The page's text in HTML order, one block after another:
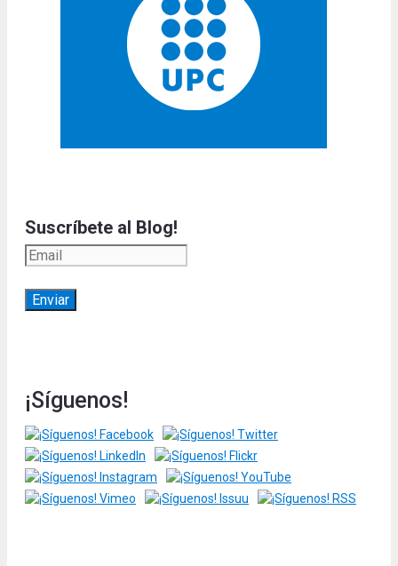
Suscríbete al Blog!
¡Síguenos!